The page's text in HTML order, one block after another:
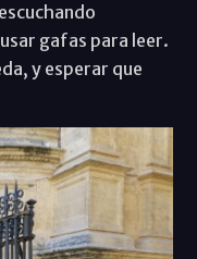
gafas para leer.
y esperar que